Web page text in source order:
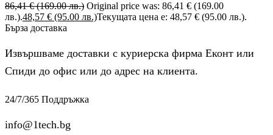
86,41€ (169.00 лв.) Original price was: 86,41 € (169.00
лв.).48,57 € (95.00 лв.)Текущата цена е: 48,57 € (95.00 лв.).
Бърза доставка
Извършваме доставки с куриерска фирма Еконт или
Спиди до офис или до адрес на клиента.
24/7/365 Поддръжка
info@1tech.bg